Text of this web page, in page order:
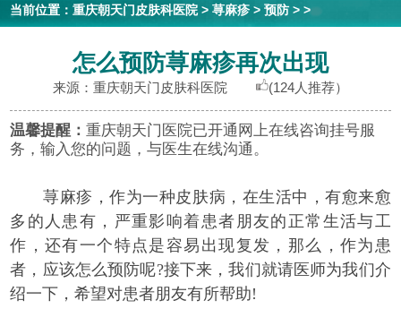
当前位置：重庆朝天门皮肤科医院>荨麻疹 >预防 > >
怎么预防荨麻疹再次出现
来源：重庆朝天门皮肤科医院 (124人推荐）
温馨提醒：重庆朝天门医院已开通网上在线咨询挂号服
务，输入您的问题，与医生在线沟通。
荨麻疹，作为一种皮肤病，在生活中，有愈来愈
多的人患有，严重影响着患者朋友的正常生活与工
作，还有一个特点是容易出现复发，那么，作为患
者，应该怎么预防呢?接下来，我们就请医师为我们介
绍一下，希望对患者朋友有所帮助!